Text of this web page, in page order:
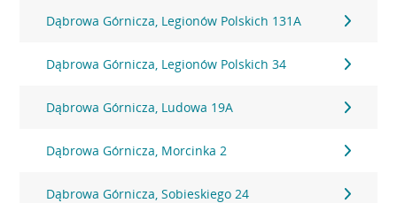
Dąbrowa Górnicza, Legionów Polskich 131A
Dąbrowa Górnicza, Legionów Polskich 34
Dąbrowa Górnicza, Ludowa 19A
Dąbrowa Górnicza, Morcinka 2
Dąbrowa Górnicza, Sobieskiego 24